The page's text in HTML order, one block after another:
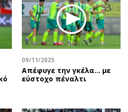
09/11/2025
Aπέφυγε την γκέλα... με
εύστοχο πέναλτι